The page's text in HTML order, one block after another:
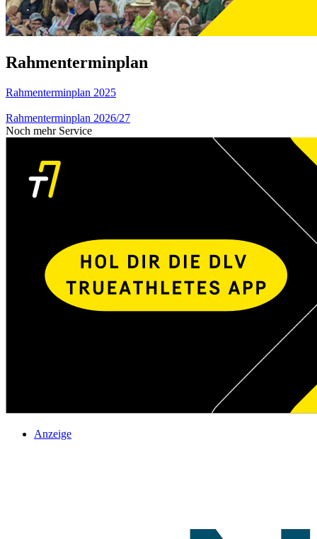
Rahmenterminplan
Rahmenterminplan 2025
Rahmenterminplan 2026/27
Noch mehr Service
Anzeige